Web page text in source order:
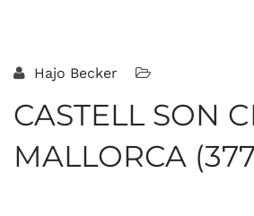
Hajo Becker
CASTELL SON
MALLORCA